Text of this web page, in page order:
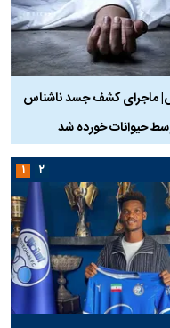
ماجرای کشف جسد ناشناس
حیوانات خورده شد
۱ ۲